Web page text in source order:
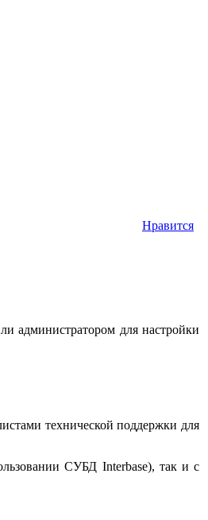
Нравится
администратором для настройки
технической поддержки для
СУБД Interbase), так и с